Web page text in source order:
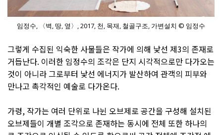
임정수, 〈벽, 땅, 옆〉, 2017, 천, 목재, 철골구조, 가변설치 © 임정수
그렇게 수집된 익숙한 사물들은 작가에 의해 낯선 제3의 존재로
거듭난다. 이러한 임정수의 조각은 단지 시각적으로만 다가오는
것이 아니라 그로부터 낯선 에너지가 발산하여 관객의 피부와
만나고 촉각적인 예술로 다가온다.
가령, 작가는 여러 단위로 나뉜 오브제로 공간을 구성해 설치된
오브제들이 개별 조각으로 존재하는 동시에 전체 또한 하나의